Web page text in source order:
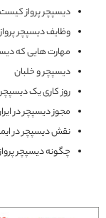
دیسپچر پرواز
وظایف دیسپچر پرواز
مهارت هایی که
دیسپچر و خلبان
روز کاری یک دیسپچر
مجوز دیسپچر در
نقش دیسپچر در
چگونه دیسپچر